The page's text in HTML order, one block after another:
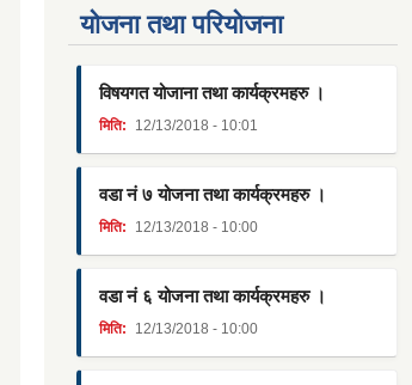
याेजना तथा परियाेजना
विषयगत योजाना तथा कार्यक्रमहरु ।
मिति: 12/13/2018 - 10:01
वडा नं ७ योजना तथा कार्यक्रमहरु ।
मिति: 12/13/2018 - 10:00
वडा नं ६ योजना तथा कार्यक्रमहरु ।
मिति: 12/13/2018 - 10:00